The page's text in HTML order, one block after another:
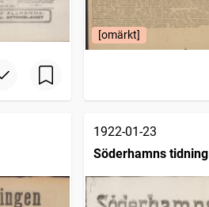
[omärkt]
1922-01-23
Söderhamns tidning